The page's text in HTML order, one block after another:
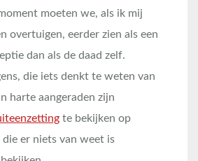
moeten we, als ik mij
overtuigen, eerder zien als een
dan als de daad zelf.
die iets denkt te weten van
harte aangeraden zijn
te bekijken op
die er niets van weet is